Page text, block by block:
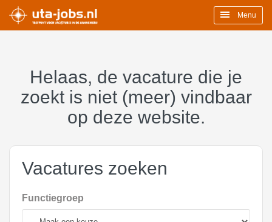
Menu
Helaas, de vacature die je
zoekt is niet (meer) vindbaar
op deze website.
Vacatures zoeken
Functiegroep